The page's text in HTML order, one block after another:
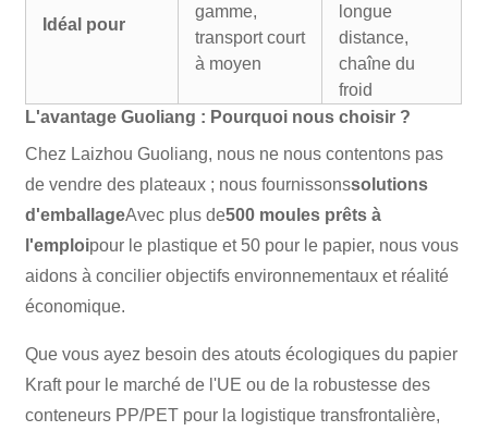
Idéal pour
gamme,
transport court
à moyen
longue
distance,
chaîne du
froid
L'avantage Guoliang : Pourquoi nous choisir ?
Chez Laizhou Guoliang, nous ne nous contentons pas
de vendre des plateaux ; nous fournissonssolutions
d'emballageAvec plus de500 moules prêts à
l'emploipour le plastique et 50 pour le papier, nous vous
aidons à concilier objectifs environnementaux et réalité
économique.
Que vous ayez besoin des atouts écologiques du papier
Kraft pour le marché de l'UE ou de la robustesse des
conteneurs PP/PET pour la logistique transfrontalière,